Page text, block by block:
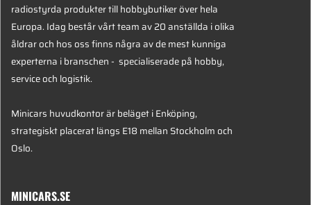
radiostyrda produkter till hobbybutiker över hela
Europa. Idag består vårt team av 20 anställda i olika
åldrar och hos oss finns några av de mest kunniga
experterna i branschen - specialiserade på hobby,
service och logistik.
Minicars huvudkontor är beläget i Enköping,
strategiskt placerat längs E18 mellan Stockholm och
Oslo.
MINICARS.SE